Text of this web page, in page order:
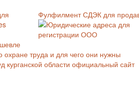
Фулфилмент СДЭК для
охране труда и для чего они нужны
курганской области официальный сайт